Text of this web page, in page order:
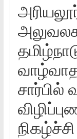
சார்பில்‌
நிகழ்ச்சி